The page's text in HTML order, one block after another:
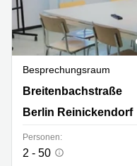
Besprechungsraum
Breitenbachstraße 23,
Breitenbachstraße
Berlin Reinickendorf
Personen:
2 - 50